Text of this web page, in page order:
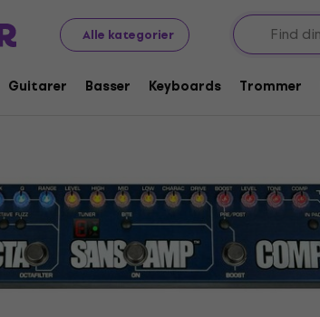
Alle kategorier
Guitarer Basser Keyboards Trommer
Basser Bas-effekter Multieffekter til bas